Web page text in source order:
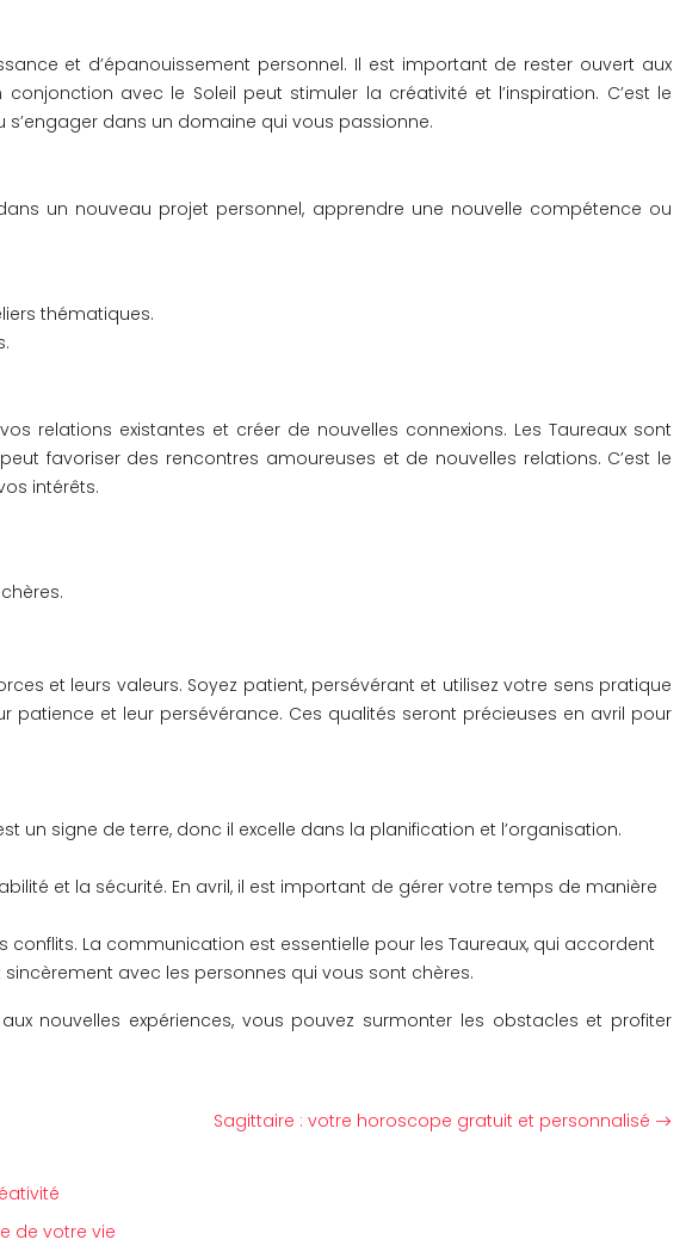
et d’épanouissement personnel. Il est important de rester ouvert aux
avec le Soleil peut stimuler la créativité et l’inspiration. C’est le
dans un domaine qui vous passionne.
un nouveau projet personnel, apprendre une nouvelle compétence ou
thématiques.
relations existantes et créer de nouvelles connexions. Les Taureaux sont
favoriser des rencontres amoureuses et de nouvelles relations. C’est le
intérêts.
et leurs valeurs. Soyez patient, persévérant et utilisez votre sens pratique
patience et leur persévérance. Ces qualités seront précieuses en avril pour
un signe de terre, donc il excelle dans la planification et l’organisation.
et la sécurité. En avril, il est important de gérer votre temps de manière
La communication est essentielle pour les Taureaux, qui accordent
avec les personnes qui vous sont chères.
nouvelles expériences, vous pouvez surmonter les obstacles et profiter
Sagittaire : votre horoscope gratuit et personnalisé
de votre vie